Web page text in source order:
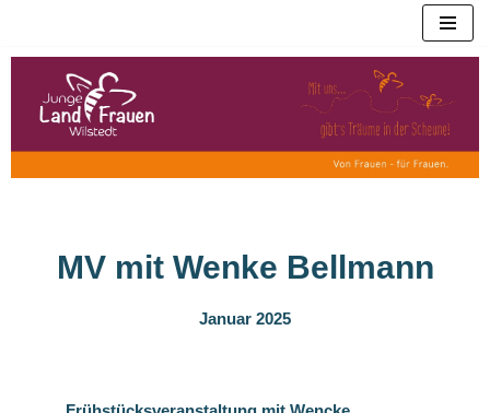
Zum
springen
MV mit Wenke Bellmann
Januar 2025